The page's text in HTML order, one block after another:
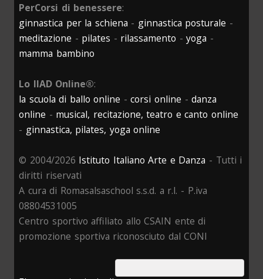
PerCorsi di benessere:
ginnastica per la schiena - ginnastica posturale -
meditazione - pilates - rilassamento -yoga -
mamma bambino
Lo IIAD Online®:
la scuola di ballo online -corsi online -danza
online - musical, recitazione, teatro e canto online
- ginnastica, pilates, yoga online
© 2004/2026 Istituto Italiano Arte e Danza - Tutti i
diritti riservati
A cura di Romasalsaschool s.s.d. a r.l. - P.iva
08804531005
Centro sportivo affiliato allo CSAIN ente di
promozione sportiva riconosciuto dal CONI